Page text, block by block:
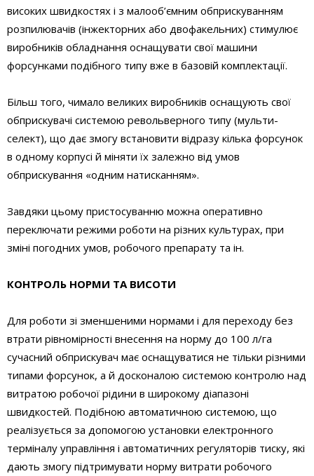
високих швидкостях і з малооб’ємним обприскуванням
розпилювачів (інжекторних або двофакельних) стимулює
виробників обладнання оснащувати свої машини
форсунками подібного типу вже в базовій комплектації.
Більш того, чимало великих виробників оснащують свої
обприскувачі системою револьверного типу (мульти­
селект), що дає змогу встановити відразу кілька форсунок
в одному корпусі й міняти їх залежно від умов
обприскування «одним натисканням».
Завдяки цьому пристосуванню можна оперативно
переключати режими роботи на різних культурах, при
зміні погодних умов, робочого препарату та ін.
КОНТРОЛЬ НОРМИ ТА ВИСОТИ
Для роботи зі зменшеними нормами і для переходу без
втрати рівномірності внесення на норму до 100 л/га
сучасний обприскувач має оснащуватися не тільки різними
типами форсунок, а й досконалою системою контролю над
витратою робочої рідини в широкому діапазоні
швидкостей. Подібною автоматичною системою, що
реалізується за допомогою установки електронного
терміналу управління і автоматичних регуляторів тиску, які
дають змогу підтримувати норму витрати робочого